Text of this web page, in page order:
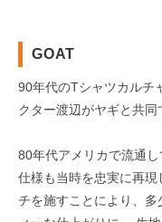
GOAT
90年代のTシャツカルチ
クター渡辺がヤギと共同
80年代アメリカで流通
仕様も当時を忠実に再
チを施すことにより、